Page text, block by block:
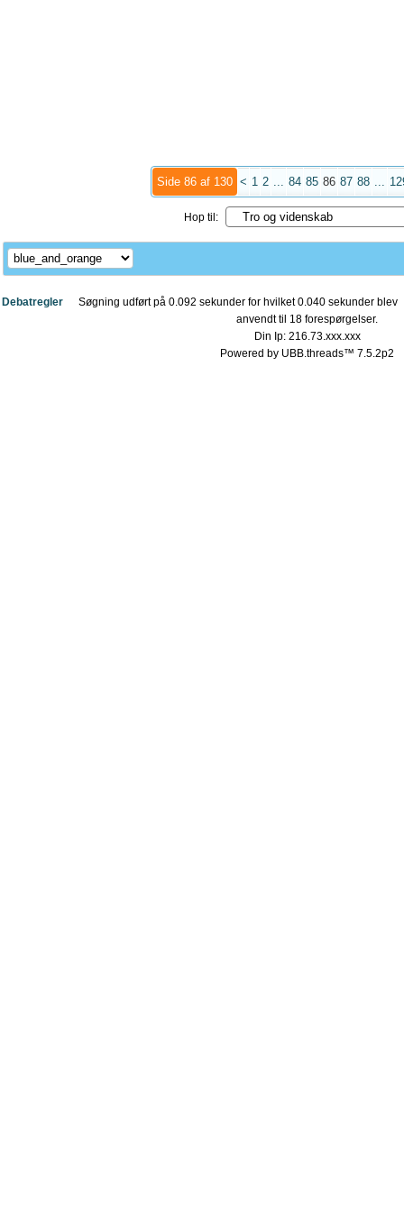
Side 86 af 130 < 1 2 ... 84 85 86 87 88 ...
Hop til:
Debatregler
Søgning udført på 0.092 sekunder for hvilket 0.040 sekunder blev
anvendt til 18 forespørgelser.
Din Ip: 216.73.xxx.xxx
Powered by UBB.threads™ 7.5.2p2